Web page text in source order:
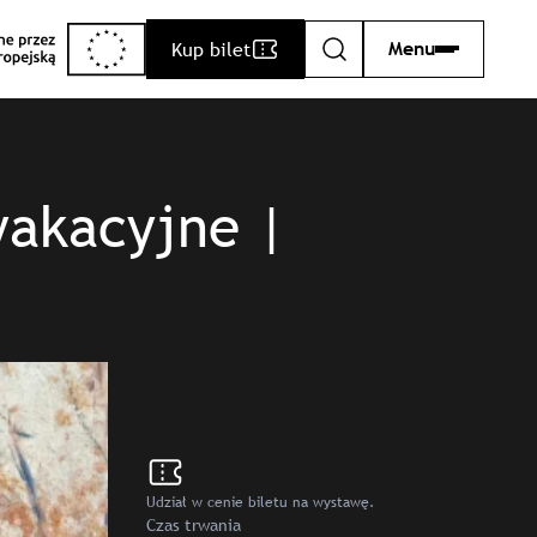
Kup bilet Szukaj Menu
|
Udział w cenie biletu na wystawę.
Czas trwania